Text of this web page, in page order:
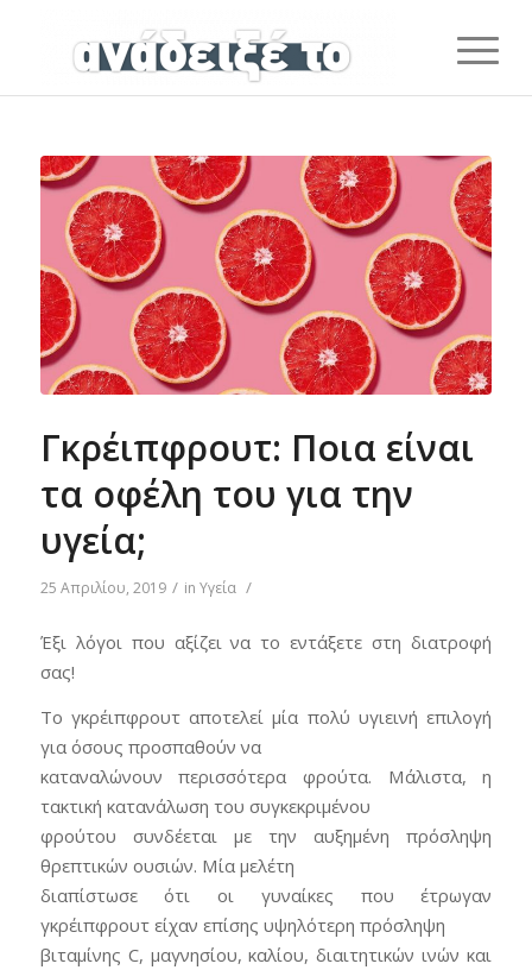
Γκρέιπφρουτ: Ποια είναι
τα οφέλη του για την
υγεία;
25 Απριλίου, 2019 / in Υγεία /
Έξι λόγοι που αξίζει να το εντάξετε στη διατροφή
σας!
Το γκρέιπφρουτ αποτελεί μία πολύ υγιεινή επιλογή
για όσους προσπαθούν να
καταναλώνουν περισσότερα φρούτα. Μάλιστα, η
τακτική κατανάλωση του συγκεκριμένου
φρούτου συνδέεται με την αυξημένη πρόσληψη
θρεπτικών ουσιών. Μία μελέτη
διαπίστωσε ότι οι γυναίκες που έτρωγαν
γκρέιπφρουτ είχαν επίσης υψηλότερη πρόσληψη
βιταμίνης C, μαγνησίου, καλίου, διαιτητικών ινών και